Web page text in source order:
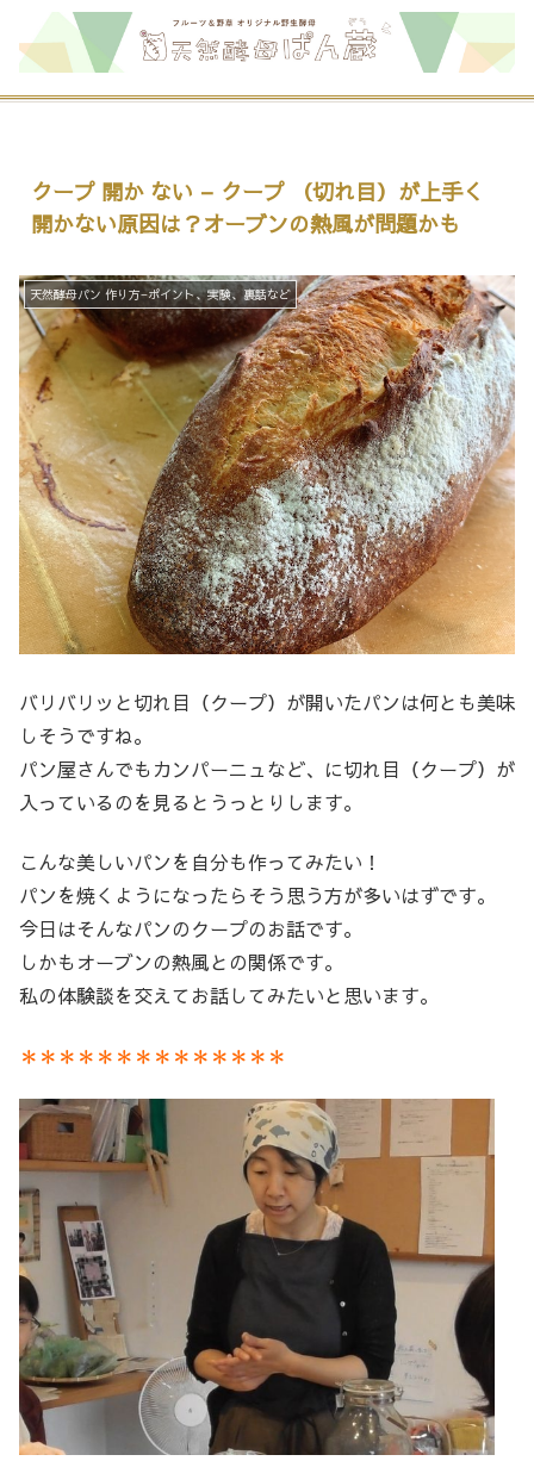
クープ 開か ない – クープ （切れ目）が上手く
開かない原因は？オーブンの熱風が問題かも
天然酵母パン 作り方−ポイント、実験、裏話など
バリバリッと切れ目（クープ）が開いたパンは何とも美味
しそうですね。
パン屋さんでもカンパーニュなど、に切れ目（クープ）が
入っているのを見るとうっとりします。
こんな美しいパンを自分も作ってみたい！
パンを焼くようになったらそう思う方が多いはずです。
今日はそんなパンのクープのお話です。
しかもオーブンの熱風との関係です。
私の体験談を交えてお話してみたいと思います。
＊＊＊＊＊＊＊＊＊＊＊＊＊＊